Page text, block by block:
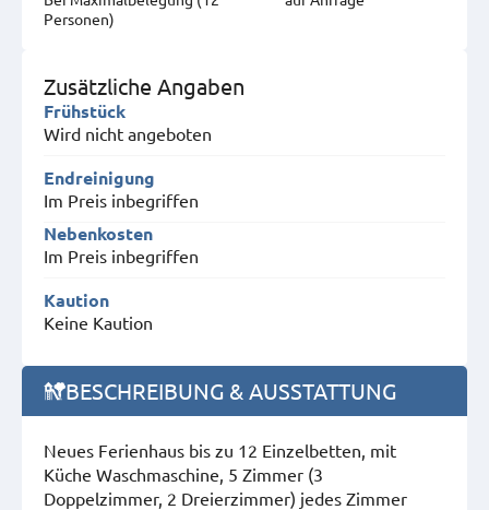
Personen)
Zusätzliche Angaben
Frühstück
Wird nicht angeboten
Endreinigung
Im Preis inbegriffen
Nebenkosten
Im Preis inbegriffen
Kaution
Keine Kaution
BESCHREIBUNG & AUSSTATTUNG
Neues Ferienhaus bis zu 12 Einzelbetten, mit
Küche Waschmaschine, 5 Zimmer (3
Doppelzimmer, 2 Dreierzimmer) jedes Zimmer